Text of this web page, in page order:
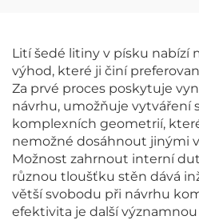
Lití šedé litiny v písku nabízí
výhod, které ji činí
Za prvé proces poskytuje
návrhu, umožňuje vytváření
komplexních geometrií,
nemožné dosáhnout jinými
Možnost zahrnout interní
různou tloušťku stěn dává
větší svobodu při návrhu
efektivita je další